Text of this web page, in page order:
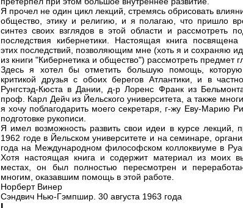
Я прочел не один цикл лекций, стремясь обрисовать
общество, этику и религию, и я полагаю, что пришло
синтез своих взглядов в этой области и рассмотреть
последствия кибернетики. Настоящая книга
этих последствий, позволяющим мне (хоть я и сохраняю
из книги "Кибернетика и общество") рассмотреть предмет
Здесь я хотел бы отметить большую помощь,
критикой друзья с обоих берегов Атлантики, и в
Рунгстэд-Кюста в Дании, д-р Лоренс Франк из
проф. Карл Дейч из Йельского университета, а также
я хочу поблагодарить моего секретаря, г-жу Еву-Марию
подготовке рукописи.
Я имел возможность развить свои идеи в курсе лекций,
1962 годе в Йельском университете и на семинаре,
года на Международном философском коллоквиуме в
Хотя настоящая книга и содержит материал из моих
местах, он был полностью пересмотрен и
многим, оказавшим помощь в этой работе.
Норберт Винер
Сэндвич Нью-Гэмпшир. 30 августа 1963 года